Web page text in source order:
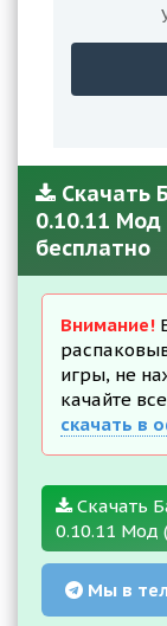
Скачать
0.10.11 Мод
бесплатно
Внимание!
игры, не
качайте
скачать в
Скачать
0.10.11 Мод
Мы в